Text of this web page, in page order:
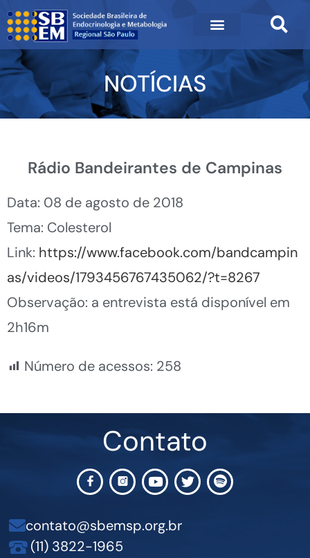
NOTÍCIAS
Rádio Bandeirantes de Campinas
Data: 08 de agosto de 2018
Tema: Colesterol
Link: https://www.facebook.com/bandcampin
as/videos/1793456767435062/?t=8267
Observação: a entrevista está disponível em
2h16m
Número de acessos: 258
Contato
contato@sbemsp.org.br
(11) 3822-1965